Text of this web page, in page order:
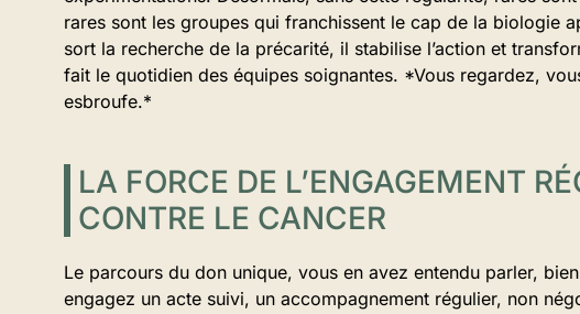
rares sont les groupes qui franchissent le cap de la biologie
sort la recherche de la précarité, il stabilise l’action et
fait le quotidien des équipes soignantes. *Vous regardez,
esbroufe.*
LA FORCE DE L’ENGAGEMENT
CONTRE LE CANCER
Le parcours du don unique, vous en avez entendu parler,
engagez un acte suivi, un accompagnement régulier, non